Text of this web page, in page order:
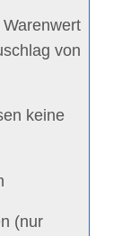
von
keine
(nur